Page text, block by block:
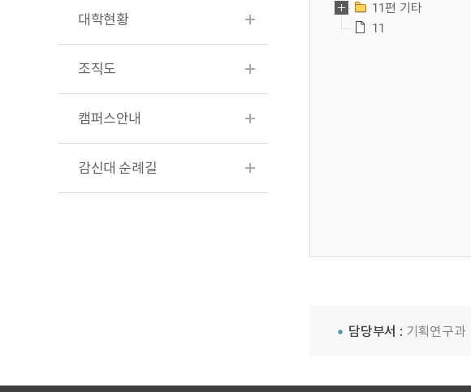
대학현황
조직도
캠퍼스안내
감신대 순례길
11편 기타
11
담당부서 : 기획연구과